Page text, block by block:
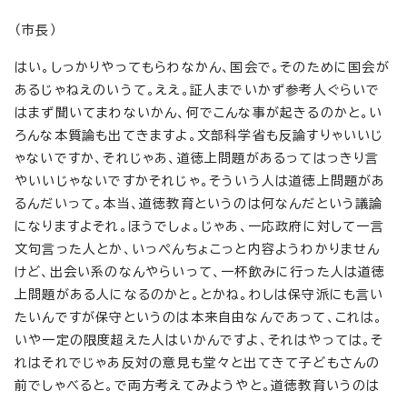
（市長）
はい。しっかりやってもらわなかん、国会で。そのために国会が
あるじゃねえのいうて。ええ。証人までいかず参考人ぐらいで
はまず聞いてまわないかん、何でこんな事が起きるのかと。い
ろんな本質論も出てきますよ。文部科学省も反論すりゃいいじ
ゃないですか、それじゃあ、道徳上問題があるってはっきり言
やいいじゃないですかそれじゃ。そういう人は道徳上問題があ
るんだいって。本当、道徳教育というのは何なんだという議論
になりますよそれ。ほうでしょ。じゃあ、一応政府に対して一言
文句言った人とか、いっぺんちょこっと内容ようわかりません
けど、出会い系のなんやらいって、一杯飲みに行った人は道徳
上問題がある人になるのかと。とかね。わしは保守派にも言い
たいんですが保守というのは本来自由なんであって、これは。
いや一定の限度超えた人はいかんですよ、それはやっては。そ
れはそれでじゃあ反対の意見も堂々と出てきて子どもさんの
前でしゃべると。で両方考えてみようやと。道徳教育いうのは